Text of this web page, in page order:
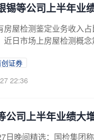
锡等公司上半年业
房屋检测鉴定业务收入
日市场上房屋检测概
证券
22:36
公司上半年业绩大
日晚间精选：国检集团